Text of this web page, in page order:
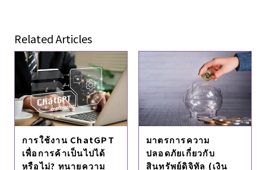
Related Articles
การใช้งาน ChatGPT
เพื่อการค้าเป็นไปได้
หรือไม่? ทนายความ
มาตรการความ
ปลอดภัยเกี่ยวกับ
สินทรัพย์ดิจิทัล (เงิน